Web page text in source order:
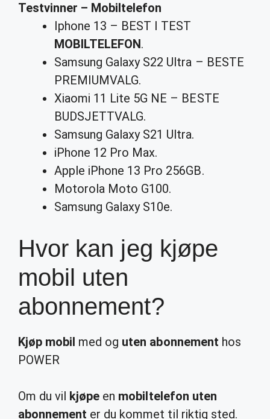
Testvinner – Mobiltelefon
Iphone 13 – BEST I TEST
MOBILTELEFON.
Samsung Galaxy S22 Ultra – BESTE
PREMIUMVALG.
Xiaomi 11 Lite 5G NE – BESTE
BUDSJETTVALG.
Samsung Galaxy S21 Ultra.
iPhone 12 Pro Max.
Apple iPhone 13 Pro 256GB.
Motorola Moto G100.
Samsung Galaxy S10e.
Hvor kan jeg kjøpe
mobil uten
abonnement?
Kjøp mobil med og uten abonnement hos
POWER
Om du vil kjøpe en mobiltelefon uten
abonnement er du kommet til riktig sted.